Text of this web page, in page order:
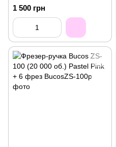
(АКУМУЛЯТОРІ) Purple
1 500 грн